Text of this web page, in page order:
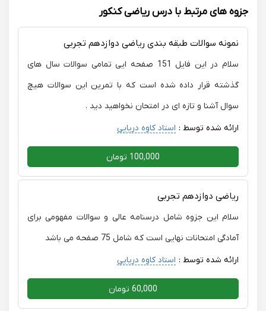
واقعا ممنونم ازشون که نه تنها ریاضی، بلکه مسیر زندگی
فرزندم رو به بهترین راه ختم کردند. سپاسگزارم ازشون
جزوه های مرتبط با درس ریاضی کنکور
نمونه سوالات طبقه بندی ریاضی دوازدهم تجربی
سلام در این فایل 151 صفحه ایی تمامی سوالات سال های
گذشته قرار داده شده است که با تمرین این سوالات هیچ
سوال آشنا و تازه ای در امتحان نخواهید دید .
ارائه شده توسط : استاد کاوه دریایی
100,000 تومان
ریاضی دوازدهم تجربی
سلام این جزوه شامل درسنامه عالی و سوالات مفهومی برای
آمادگی امتحانات نهایی است که شامل 75 صفحه می باشد
ارائه شده توسط : استاد کاوه دریایی
60,000 تومان